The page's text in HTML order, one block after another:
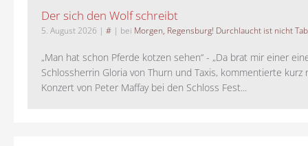
Der sich den Wolf schreibt
5. August 2026 | # | bei Morgen, Regensburg! Durchlaucht ist nicht
„Man hat schon Pferde kotzen sehen“ - „Da brat mir einer
Schlossherrin Gloria von Thurn und Taxis, kommentierte kurz
Konzert von Peter Maffay bei den Schloss Fest...